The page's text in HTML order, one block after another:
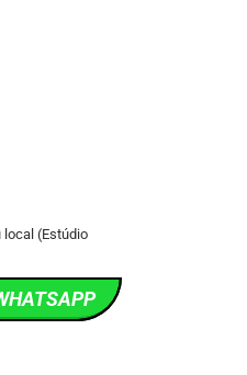
local (Estúdio